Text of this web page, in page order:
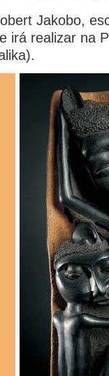
Jakobo,
irá realizar na